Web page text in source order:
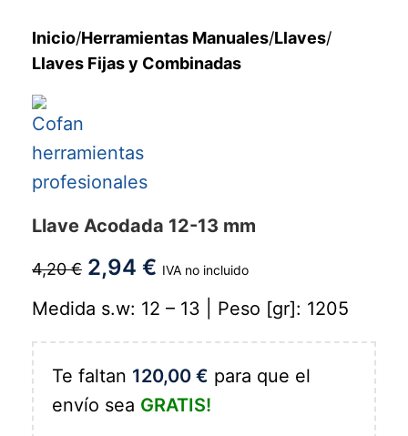
Inicio/Herramientas Manuales/Llaves/
Llaves Fijas y Combinadas
Llave Acodada 12-13 mm
4,20€ 2,94 € IVA no incluido
Medida s.w: 12 – 13 | Peso [gr]: 1205
Te faltan 120,00 € para que el
envío sea GRATIS!